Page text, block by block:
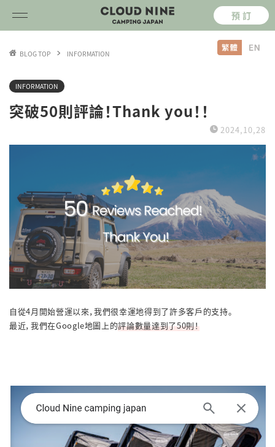
預 訂
BLOG TOP INFORMATION
INFORMATION
突破50則評論！Thank you！！
2024,10,28
自從4月開始營運以來，我們很幸運地得到了許多客戶的支持。
最近，我們在Google地圖上的評論數量達到了50則！